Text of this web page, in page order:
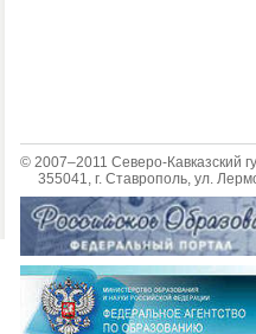
© 2007–2011 Северо-Кавказский
355041, г. Ставрополь, ул.